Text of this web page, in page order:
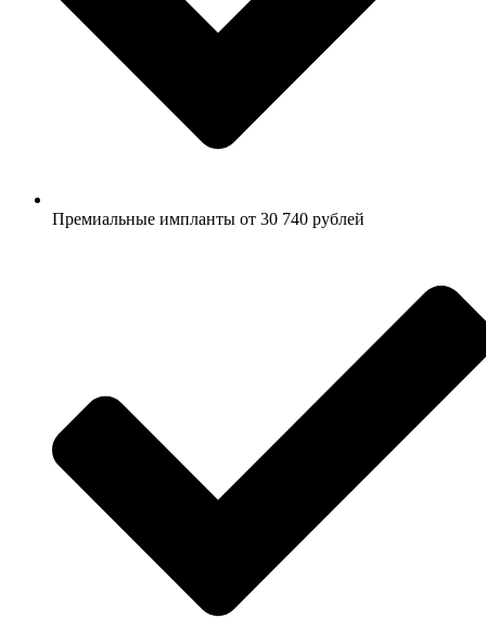
Премиальные импланты от 30 740 рублей